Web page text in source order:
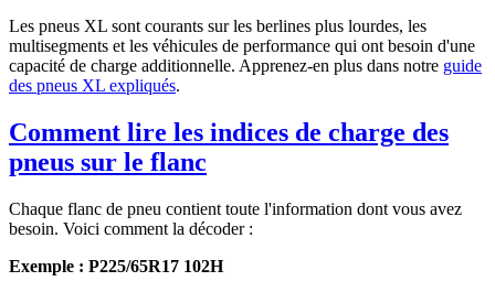
Les pneus XL sont courants sur les berlines plus lourdes, les
multisegments et les véhicules de performance qui ont besoin d'une
capacité de charge additionnelle. Apprenez-en plus dans notre guide
des pneus XL expliqués.
Comment lire les indices de charge des
pneus sur le flanc
Chaque flanc de pneu contient toute l'information dont vous avez
besoin. Voici comment la décoder :
Exemple : P225/65R17 102H